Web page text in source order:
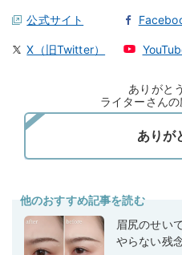
公式サイト
X（旧Twitter）
ありがと
ライターさん
他のおすすめ記事を読む
眉尻のせい
やらない残